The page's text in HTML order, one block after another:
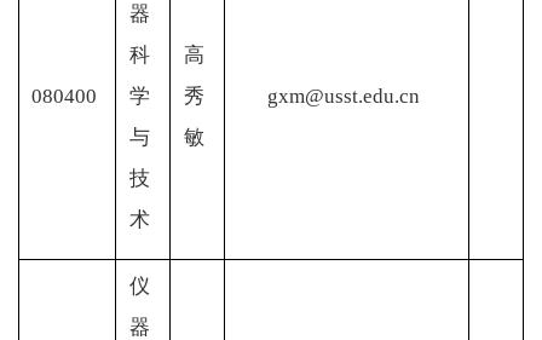
080400
器
科
学
与
技
术
高
秀
敏
gxm@usst.edu.cn
仪
器